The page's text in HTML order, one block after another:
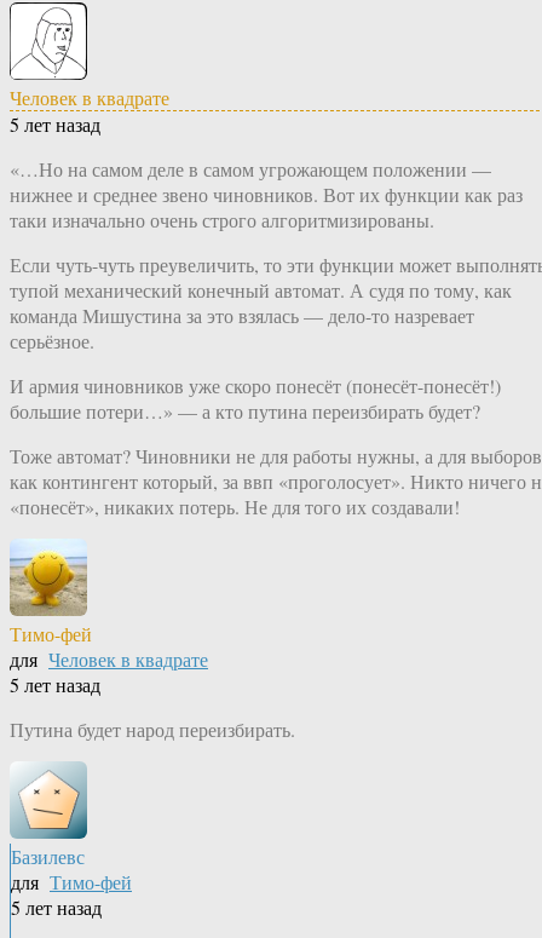
Человек в квадрате
5 лет назад
«…Но на самом деле в самом угрожающем положении —
нижнее и среднее звено чиновников. Вот их функции как раз
таки изначально очень строго алгоритмизированы.
Если чуть-чуть преувеличить, то эти функции может
тупой механический конечный автомат. А судя по тому, как
команда Мишустина за это взялась — дело-то назревает
серьёзное.
И армия чиновников уже скоро понесёт (понесёт-понесёт!)
большие потери…» — а кто путина переизбирать будет?
Тоже автомат? Чиновники не для работы нужны, а для
как контингент который, за ввп «проголосует». Никто ничего
«понесёт», никаких потерь. Не для того их создавали!
Тимо-фей
для Человек в квадрате
5 лет назад
Путина будет народ переизбирать.
Базилевс
для Тимо-фей
5 лет назад